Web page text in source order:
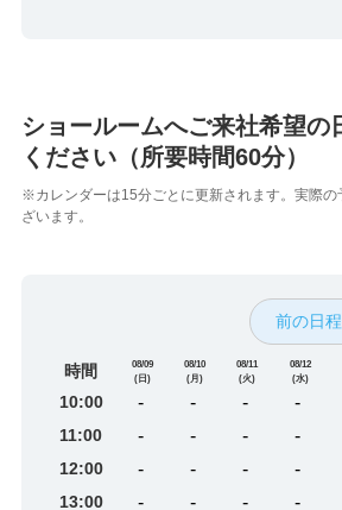
ショールームへご来社希望の
ください（所要時間60分）
※カレンダーは15分ごとに更新されます。実際の
ざいます。
前の日程
時間
08/09
(日)
08/10
(月)
08/11
(火)
08/12
(水)
10:00 - - - -
11:00 - - - -
12:00 - - - -
13:00 - - - -